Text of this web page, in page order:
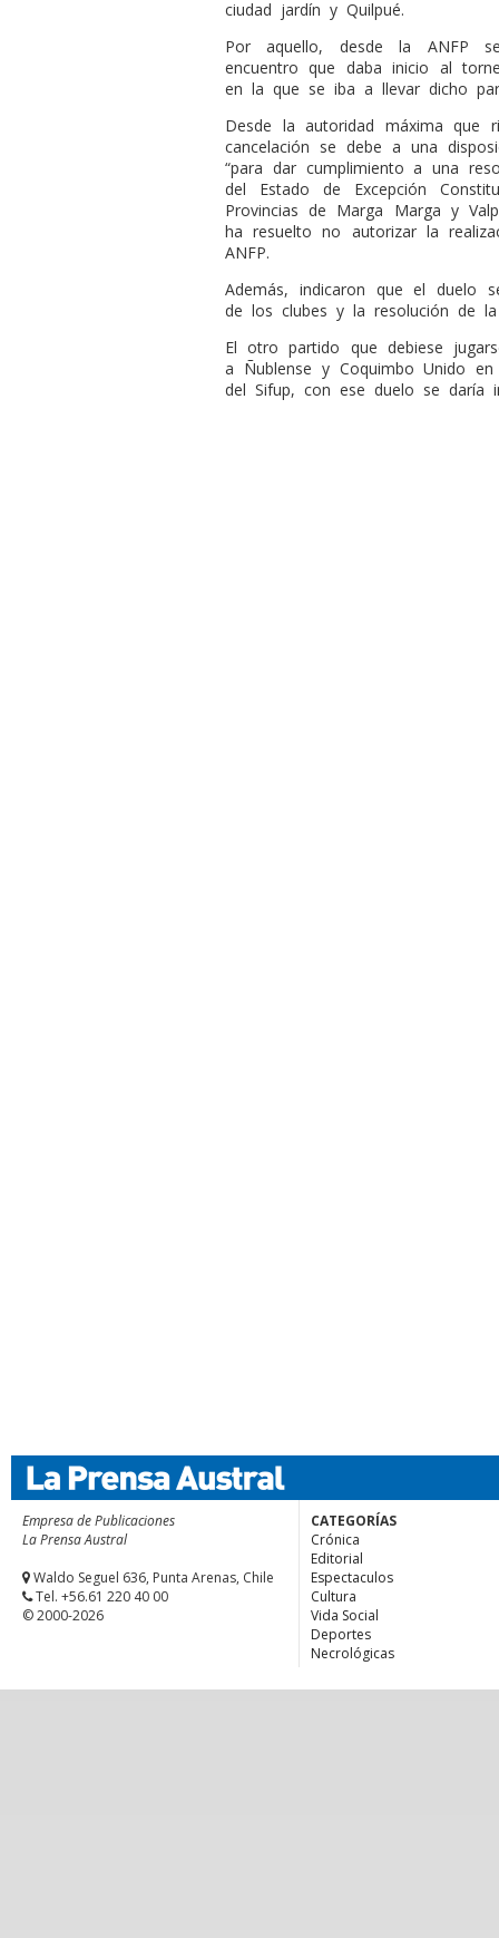
ciudad jardín y Quilpué.
Por aquello, desde la ANFP
encuentro que daba inicio al
en la que se iba a llevar dicho
Desde la autoridad máxima que
cancelación se debe a una
“para dar cumplimiento a una
del Estado de Excepción
Provincias de Marga Marga y
ha resuelto no autorizar la
ANFP.
Además, indicaron que el duelo
de los clubes y la resolución de la
El otro partido que debiese
a Ñublense y Coquimbo Unido
del Sifup, con ese duelo se daría
Empresa de Publicaciones
La Prensa Austral
Waldo Seguel 636, Punta Arenas, Chile
Tel. +56.61 220 40 00
© 2000-2026
CATEGORÍAS
Crónica
Editorial
Espectaculos
Cultura
Vida Social
Deportes
Necrológicas